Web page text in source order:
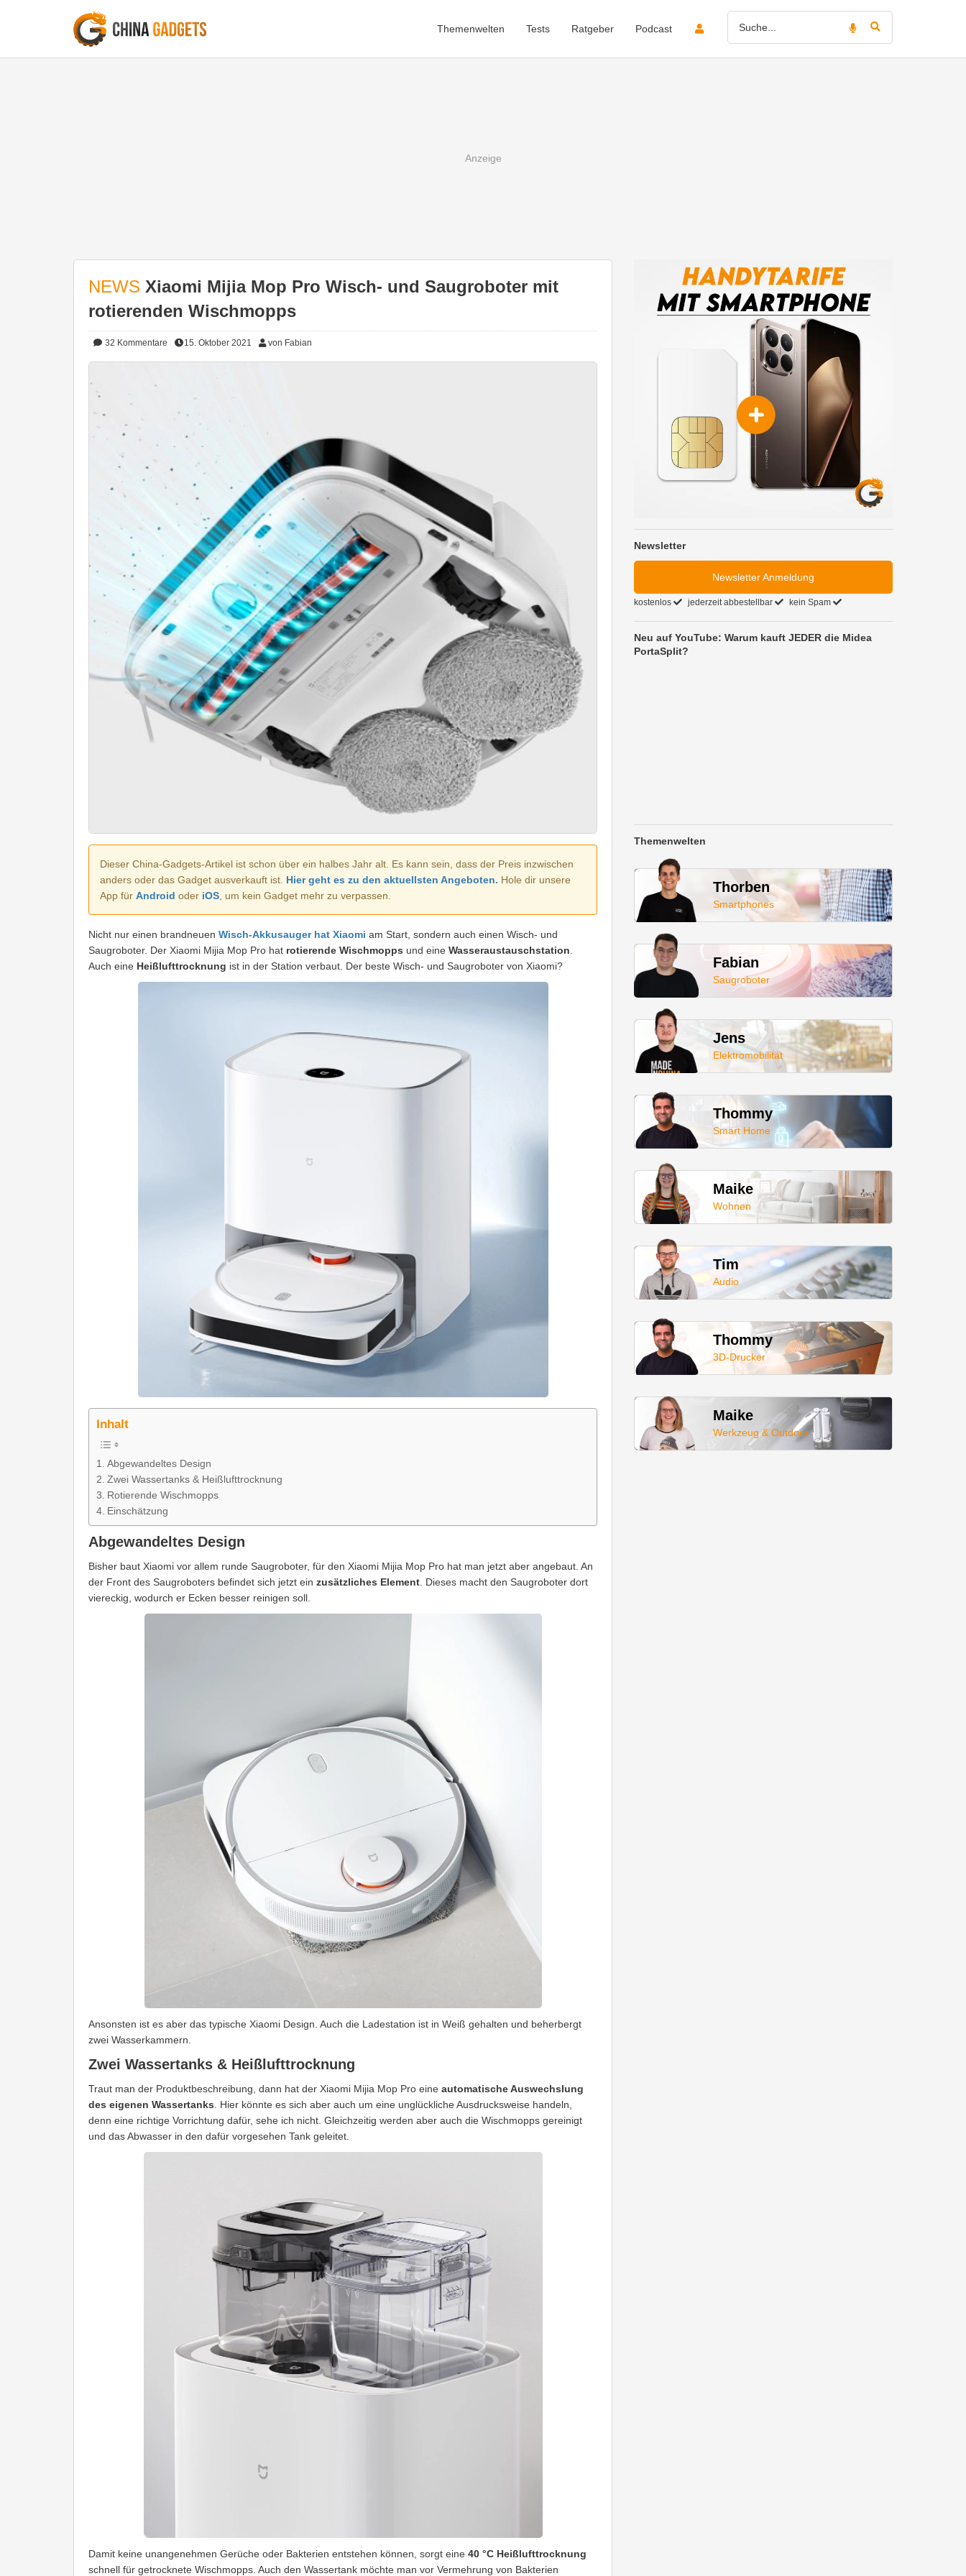
Themenwelten Tests Ratgeber Podcast
NEWS Xiaomi Mijia Mop Pro Wisch- und Saugroboter mit
rotierenden Wischmopps
32 Kommentare 15. Oktober 2021 von Fabian
Dieser China-Gadgets-Artikel ist schon über ein halbes Jahr alt. Es kann sein, dass der Preis inzwischen
anders oder das Gadget ausverkauft ist. Hier geht es zu den aktuellsten Angeboten. Hole dir unsere
App für Android oder iOS, um kein Gadget mehr zu verpassen.
Nicht nur einen brandneuen Wisch-Akkusauger hat Xiaomi am Start, sondern auch einen Wisch- und
Saugroboter. Der Xiaomi Mijia Mop Pro hat rotierende Wischmopps und eine Wasseraustauschstation.
Auch eine Heißlufttrocknung ist in der Station verbaut. Der beste Wisch- und Saugroboter von Xiaomi?
Inhalt
Abgewandeltes Design
Zwei Wassertanks & Heißlufttrocknung
Rotierende Wischmopps
Einschätzung
Abgewandeltes Design
Bisher baut Xiaomi vor allem runde Saugroboter, für den Xiaomi Mijia Mop Pro hat man jetzt aber angebaut. An
der Front des Saugroboters befindet sich jetzt ein zusätzliches Element. Dieses macht den Saugroboter dort
viereckig, wodurch er Ecken besser reinigen soll.
Ansonsten ist es aber das typische Xiaomi Design. Auch die Ladestation ist in Weiß gehalten und beherbergt
zwei Wasserkammern.
Zwei Wassertanks & Heißlufttrocknung
Traut man der Produktbeschreibung, dann hat der Xiaomi Mijia Mop Pro eine automatische Auswechslung
des eigenen Wassertanks. Hier könnte es sich aber auch um eine unglückliche Ausdrucksweise handeln,
denn eine richtige Vorrichtung dafür, sehe ich nicht. Gleichzeitig werden aber auch die Wischmopps gereinigt
und das Abwasser in den dafür vorgesehen Tank geleitet.
Damit keine unangenehmen Gerüche oder Bakterien entstehen können, sorgt eine 40 °C Heißlufttrocknung
schnell für getrocknete Wischmopps. Auch den Wassertank möchte man vor Vermehrung von Bakterien
Newsletter
Newsletter Anmeldung
kostenlos jederzeit abbestellbar kein Spam
Neu auf YouTube: Warum kauft JEDER die Midea
PortaSplit?
Themenwelten
Thorben
Smartphones
Fabian
Saugroboter
Jens
Elektromobilität
Thommy
Smart Home
Maike
Wohnen
Tim
Audio
Thommy
3D-Drucker
Maike
Werkzeug & Outdoor